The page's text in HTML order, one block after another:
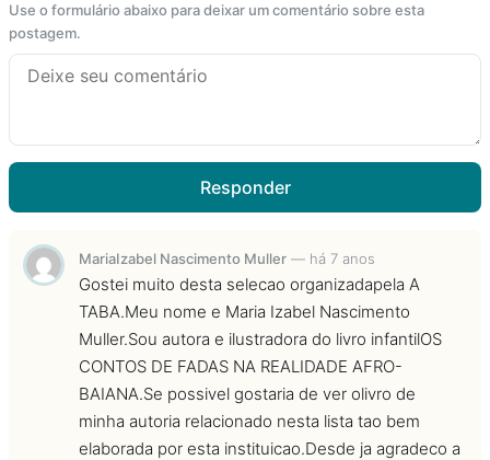
Use o formulário abaixo para deixar um comentário sobre esta
postagem.
Responder
MariaIzabel Nascimento Muller — há 7 anos
Gostei muito desta selecao organizadapela A
TABA.Meu nome e Maria Izabel Nascimento
Muller.Sou autora e ilustradora do livro infantilOS
CONTOS DE FADAS NA REALIDADE AFRO-
BAIANA.Se possivel gostaria de ver olivro de
minha autoria relacionado nesta lista tao bem
elaborada por esta instituicao.Desde ja agradeco a